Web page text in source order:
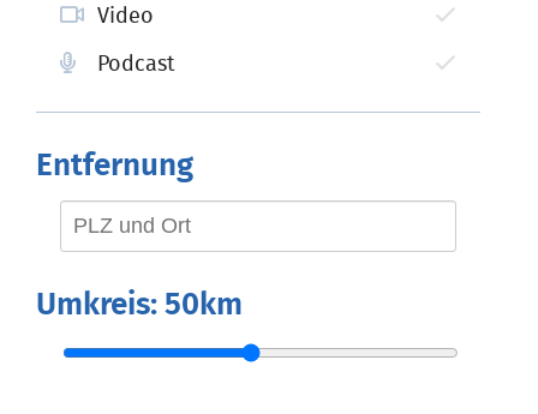
Video
Podcast
Entfernung
Umkreis: 50km